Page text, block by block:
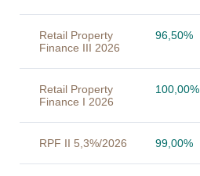
Retail Property
Finance III 2026
96,50%
Retail Property
Finance I 2026
100,00%
RPF II 5,3%/2026 99,00%